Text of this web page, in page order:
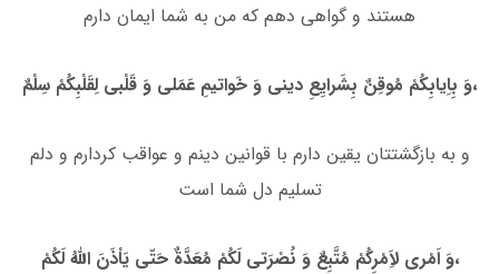
هستند و گواهى دهم كه من به شما ایمان دارم
وَ بِاِیابِكُمْ مُوقِنٌ بِشَرایِعِ دینى وَ خَواتیمِ عَمَلى وَ قَلْبى لِقَلْبِكُمْ سِلْمٌ،
و به بازگشتتان یقین دارم با قوانین دینم و عواقب كردارم و دلم
تسلیم دل شما است
وَ اَمْرى لاَِمْرِكُمْ مُتَّبِعٌ وَ نُصْرَتى لَكُمْ مُعَدَّةٌ حَتّى یَاْذَنَ اللَّهُ لَكُمْ،